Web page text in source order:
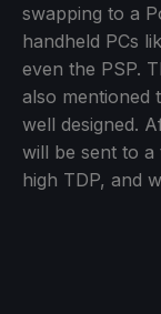
swapping to a
handheld PCs
even the PSP.
also mentioned
well designed.
will be sent to
high TDP, and